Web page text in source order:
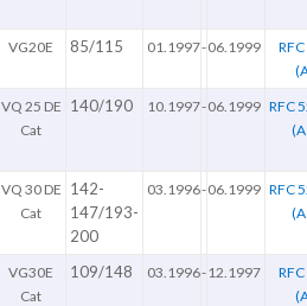
VG20E 85/115 01.1997-06.1999
VQ 25 DE
Cat
140/190 10.1997-06.1999 RFC
VQ 30 DE
Cat
142-
147/193-
200
03.1996-06.1999 RFC
VG30E
Cat
109/148 03.1996-12.1997